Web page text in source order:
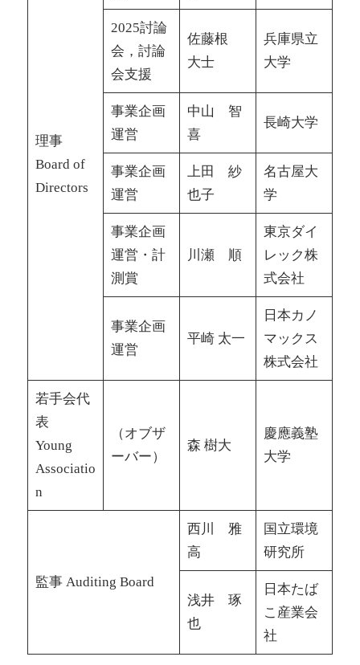
理事
Board of
Directors
2025討論
会，討論
会支援
佐藤根
大士
兵庫県立
大学
事業企画
運営
中山 智
喜
長崎大学
事業企画
運営
上田 紗
也子
名古屋大
学
事業企画
運営・計
測賞
川瀬 順
東京ダイ
レック株
式会社
事業企画
運営
平崎 太一
日本カノ
マックス
株式会社
若手会代
表
Young
Associatio
n
（オブザ
ーバー）
森 樹大
慶應義塾
大学
監事 Auditing Board
西川 雅
高
国立環境
研究所
浅井 琢
也
日本たば
こ産業会
社